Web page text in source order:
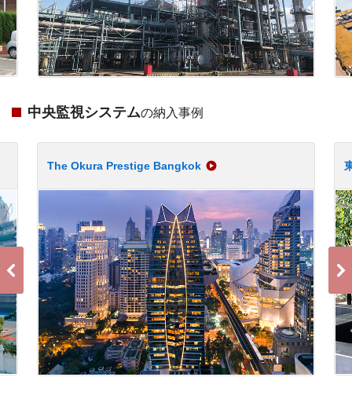
中央監視システムの納入事例
The Okura Prestige Bangkok